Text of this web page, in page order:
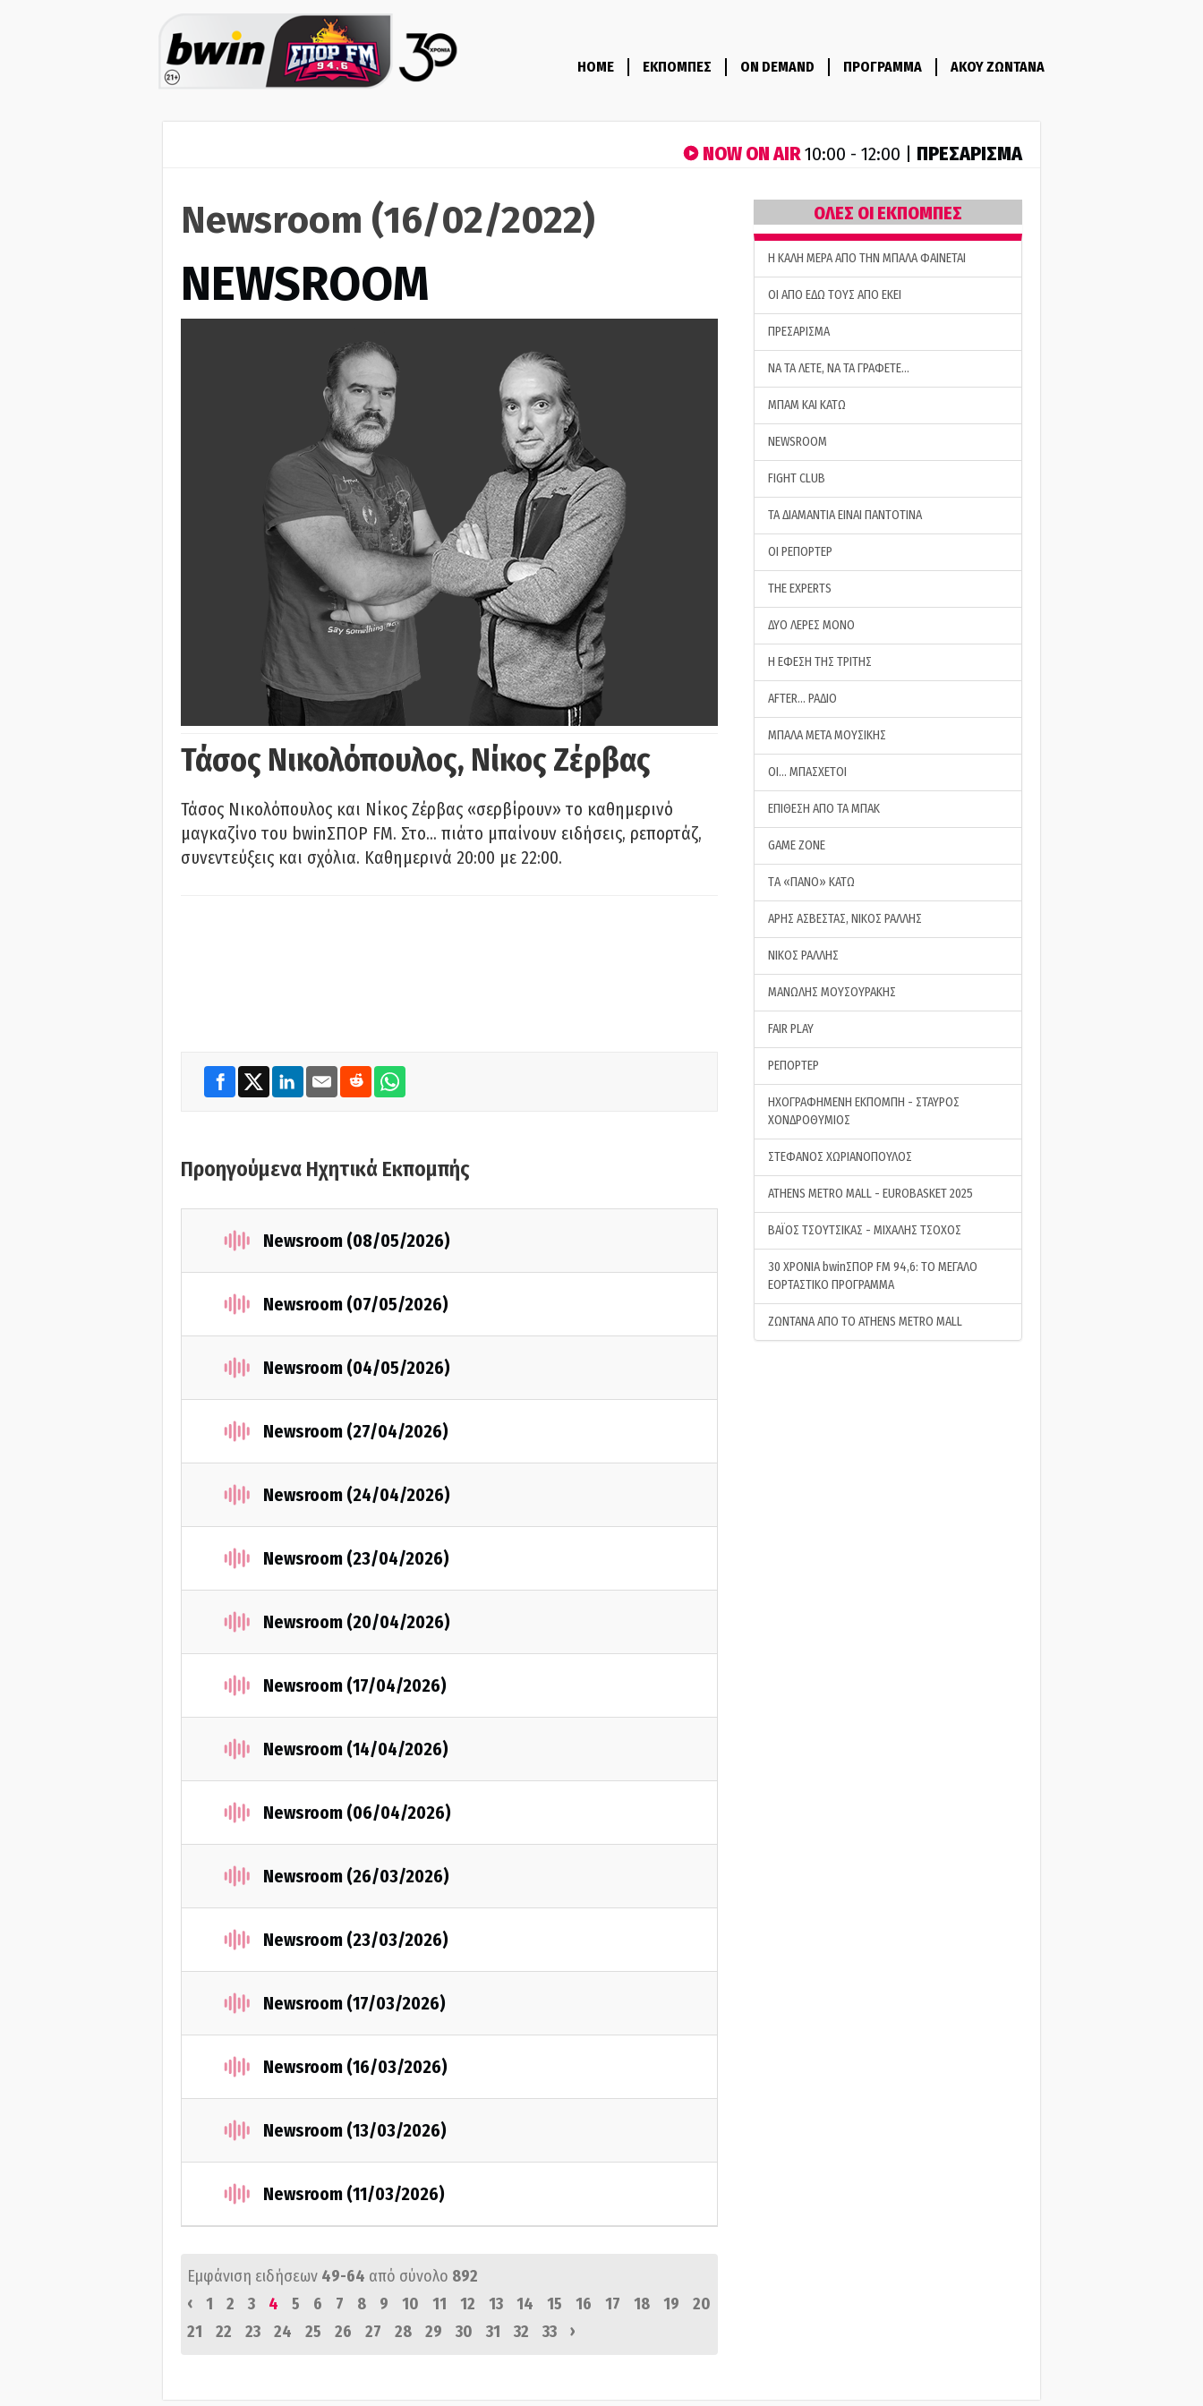
HOME ΕΚΠΟΜΠΕΣ ON DEMAND ΠΡΟΓΡΑΜΜΑ ΑΚΟΥ ΖΩΝΤΑΝΑ
NOW ON AIR10:00 - 12:00 | ΠΡΕΣΑΡΙΣΜΑ
Newsroom (16/02/2022)
NEWSROOM
Τάσος Νικολόπουλος, Νίκος Ζέρβας
Τάσος Νικολόπουλος και Νίκος Ζέρβας «σερβίρουν» το καθημερινό
μαγκαζίνο του bwinΣΠΟΡ FM. Στο… πιάτο μπαίνουν ειδήσεις, ρεπορτάζ,
συνεντεύξεις και σχόλια. Καθημερινά 20:00 με 22:00.
Προηγούμενα Ηχητικά Εκπομπής
Newsroom (08/05/2026)
Newsroom (07/05/2026)
Newsroom (04/05/2026)
Newsroom (27/04/2026)
Newsroom (24/04/2026)
Newsroom (23/04/2026)
Newsroom (20/04/2026)
Newsroom (17/04/2026)
Newsroom (14/04/2026)
Newsroom (06/04/2026)
Newsroom (26/03/2026)
Newsroom (23/03/2026)
Newsroom (17/03/2026)
Newsroom (16/03/2026)
Newsroom (13/03/2026)
Newsroom (11/03/2026)
Εμφάνιση ειδήσεων 49-64 από σύνολο 892
‹
1 2 3 4 5 6 7 8 9 10 11 12 13 14 15 16 17 18 19
20
21
22 23 24 25 26 27 28 29 30 31 32 33 ›
ΟΛΕΣ ΟΙ ΕΚΠΟΜΠΕΣ
H ΚΑΛΗ ΜΕΡΑ ΑΠΟ ΤΗΝ ΜΠΑΛΑ ΦΑΙΝΕΤΑΙ
ΟΙ ΑΠΟ ΕΔΩ ΤΟΥΣ ΑΠΟ ΕΚΕΙ
ΠΡΕΣΑΡΙΣΜΑ
ΝΑ ΤΑ ΛΕΤΕ, ΝΑ ΤΑ ΓΡΑΦΕΤΕ…
ΜΠΑΜ ΚΑΙ ΚΑΤΩ
NEWSROOM
FIGHT CLUB
ΤΑ ΔΙΑΜΑΝΤΙΑ ΕΙΝΑΙ ΠΑΝΤΟΤΙΝΑ
ΟΙ ΡΕΠΟΡΤΕΡ
THE EXPERTS
ΔΥΟ ΛΕΡΕΣ ΜΟΝΟ
Η ΕΦΕΣΗ ΤΗΣ ΤΡΙΤΗΣ
AFTER… ΡΑΔΙΟ
ΜΠΑΛΑ ΜΕΤΑ ΜΟΥΣΙΚΗΣ
ΟΙ… ΜΠΑΣΧΕΤΟΙ
ΕΠΙΘΕΣΗ ΑΠΟ ΤΑ ΜΠΑΚ
GAME ZONE
ΤA «ΠΑΝΟ» ΚΑΤΩ
ΑΡΗΣ ΑΣΒΕΣΤΑΣ, ΝΙΚΟΣ ΡΑΛΛΗΣ
ΝΙΚΟΣ ΡΑΛΛΗΣ
ΜΑΝΩΛΗΣ ΜΟΥΣΟΥΡΑΚΗΣ
FAIR PLAY
ΡΕΠΟΡΤΕΡ
ΗΧΟΓΡΑΦΗΜΕΝΗ ΕΚΠΟΜΠΗ - ΣΤΑΥΡΟΣ
ΧΟΝΔΡΟΘΥΜΙΟΣ
ΣΤΕΦΑΝΟΣ ΧΩΡΙΑΝΟΠΟΥΛΟΣ
ATHENS METRO MALL - EUROBASKET 2025
ΒΑΪΟΣ ΤΣΟΥΤΣΙΚΑΣ - ΜΙΧΑΛΗΣ ΤΣΟΧΟΣ
30 ΧΡΟΝΙΑ bwinΣΠΟΡ FM 94,6: ΤΟ ΜΕΓΑΛΟ
ΕΟΡΤΑΣΤΙΚΟ ΠΡΟΓΡΑΜΜΑ
ΖΩΝΤΑΝΑ ΑΠΟ ΤΟ ATHENS METRO MALL